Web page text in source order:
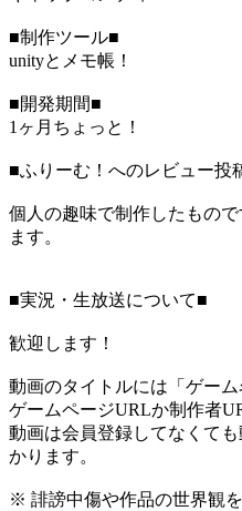
■制作ツール■
unityとメモ帳！
■開発期間■
1ヶ月ちょっと！
■ふりーむ！へのレビュー投
個人の趣味で制作したもの
ます。
■実況・生放送について■
歓迎します！
動画のタイトルには「ゲー
ゲームページURLか制作者
動画は会員登録してなくて
かります。
※ 誹謗中傷や作品の世界観